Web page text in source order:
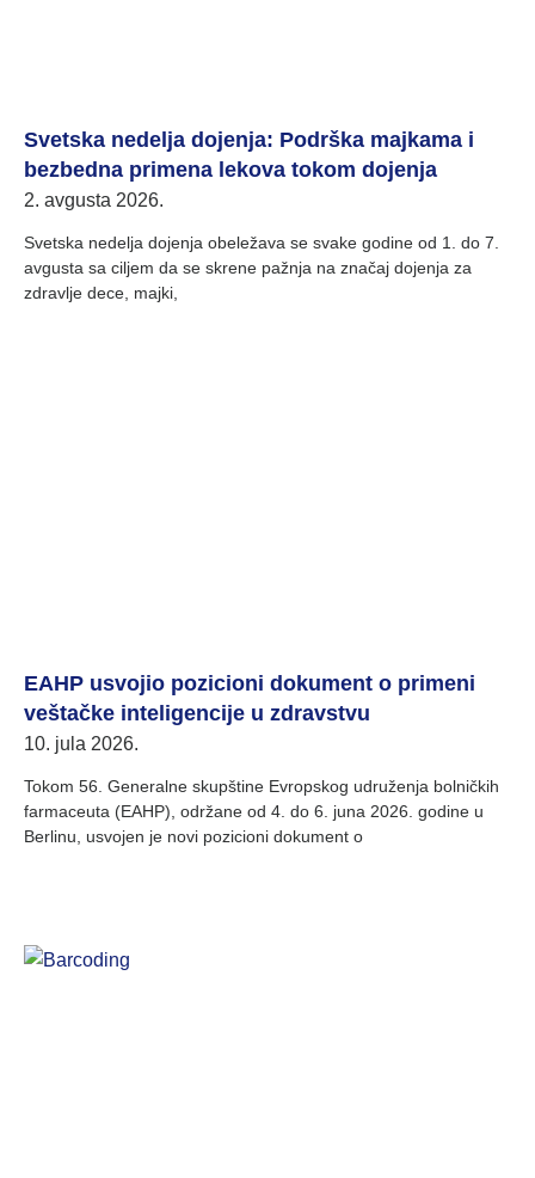
Svetska nedelja dojenja: Podrška majkama i
bezbedna primena lekova tokom dojenja
2. avgusta 2026.
Svetska nedelja dojenja obeležava se svake godine od 1. do 7.
avgusta sa ciljem da se skrene pažnja na značaj dojenja za
zdravlje dece, majki,
EAHP usvojio pozicioni dokument o primeni
veštačke inteligencije u zdravstvu
10. jula 2026.
Tokom 56. Generalne skupštine Evropskog udruženja bolničkih
farmaceuta (EAHP), održane od 4. do 6. juna 2026. godine u
Berlinu, usvojen je novi pozicioni dokument o